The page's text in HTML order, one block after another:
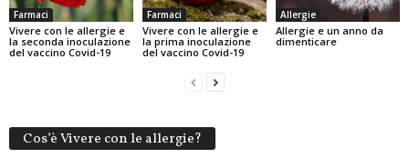
Farmaci
Vivere con le allergie e
la seconda inoculazione
del vaccino Covid-19
Farmaci
Vivere con le allergie e
la prima inoculazione
del vaccino Covid-19
Allergie
Allergie e un anno da
dimenticare
Cos’è Vivere con le allergie?